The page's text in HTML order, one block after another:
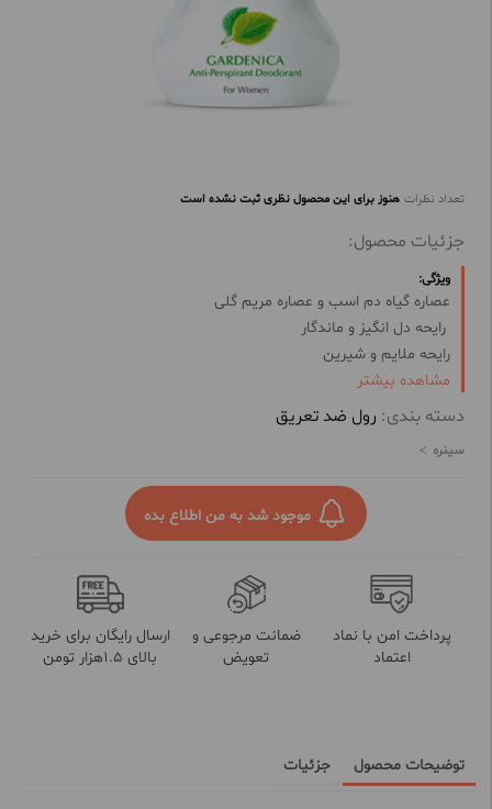
تعداد نظرات هنوز برای این محصول نظری ثبت نشده است
جزئیات محصول:
ویژگی:
عصاره گیاه دم اسب و عصاره مریم گلی
رایحه دل انگیز و ماندگار
رایحه ملایم و شیرین
خواص ضد باکتری
مشاهده بیشتر
دسته بندی: رول ضد تعریق
سینره
موجود شد به من اطلاع بده
پرداخت امن با نماد
اعتماد
ضمانت مرجوعی و
تعویض
ارسال رایگان برای خرید
بالای 1.5هزار تومن
توضیحات محصول جزئیات